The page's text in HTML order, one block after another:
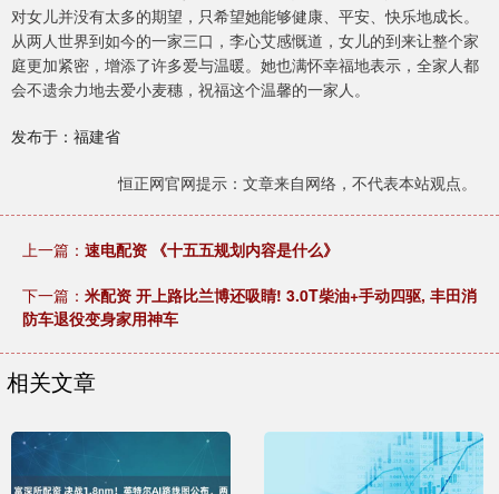
对女儿并没有太多的期望，只希望她能够健康、平安、快乐地成长。
从两人世界到如今的一家三口，李心艾感慨道，女儿的到来让整个家
庭更加紧密，增添了许多爱与温暖。她也满怀幸福地表示，全家人都
会不遗余力地去爱小麦穗，祝福这个温馨的一家人。
发布于：福建省
恒正网官网提示：文章来自网络，不代表本站观点。
上一篇： 速电配资 《十五五规划内容是什么》
下一篇： 米配资 开上路比兰博还吸睛! 3.0T柴油+手动四驱, 丰田消
防车退役变身家用神车
相关文章